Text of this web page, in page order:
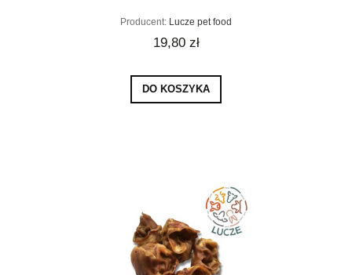
Producent: Lucze pet food
19,80 zł
DO KOSZYKA